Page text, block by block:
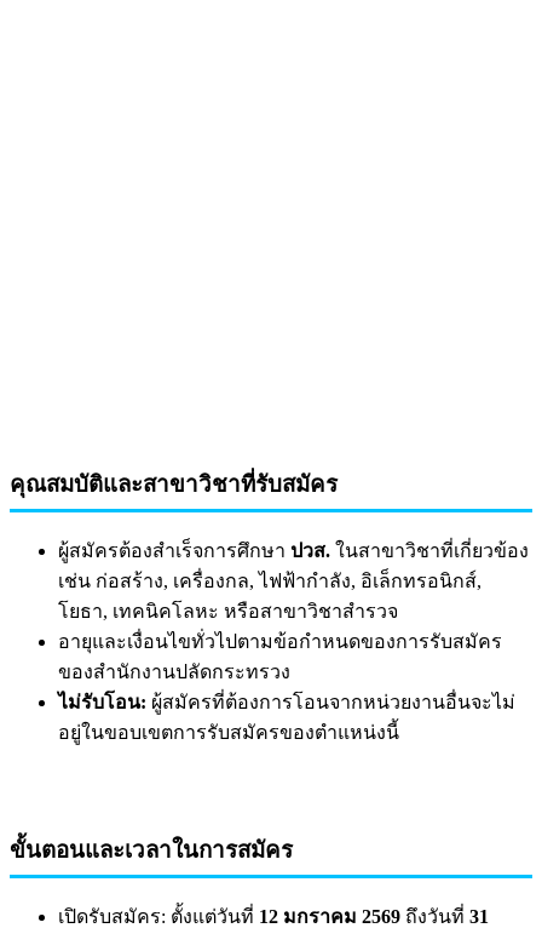
คุณสมบัติและสาขาวิชาที่รับสมัคร
ผู้สมัครต้องสำเร็จการศึกษา ปวส. ในสาขาวิชาที่เกี่ยวข้อง
เช่น ก่อสร้าง, เครื่องกล, ไฟฟ้ากำลัง, อิเล็กทรอนิกส์,
โยธา, เทคนิคโลหะ หรือสาขาวิชาสำรวจ
อายุและเงื่อนไขทั่วไปตามข้อกำหนดของการรับสมัคร
ของสำนักงานปลัดกระทรวง
ไม่รับโอน: ผู้สมัครที่ต้องการโอนจากหน่วยงานอื่นจะไม่
อยู่ในขอบเขตการรับสมัครของตำแหน่งนี้
ขั้นตอนและเวลาในการสมัคร
เปิดรับสมัคร: ตั้งแต่วันที่ 12 มกราคม 2569 ถึงวันที่ 31